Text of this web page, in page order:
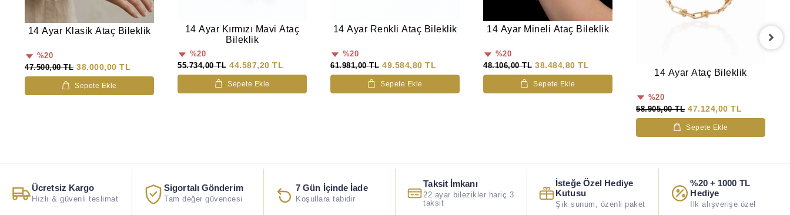
14 Ayar Klasik Ataç Bileklik
%20
47.500,00 TL 38.000,00 TL
Sepete Ekle
14 Ayar Kırmızı Mavi Ataç
Bileklik
%20
55.734,00 TL 44.587,20 TL
Sepete Ekle
14 Ayar Renkli Ataç Bileklik
%20
61.981,00 TL 49.584,80 TL
Sepete Ekle
14 Ayar Mineli Ataç Bileklik
%20
48.106,00 TL 38.484,80 TL
Sepete Ekle
14 Ayar Ataç Bileklik
%20
58.905,00 TL 47.124,00 TL
Sepete Ekle
Ücretsiz Kargo
Hızlı & güvenli teslimat
Sigortalı Gönderim
Tam değer güvencesi
7 Gün İçinde İade
Koşullara tabidir
Taksit İmkanı
22 ayar bilezikler hariç 3
taksit
İsteğe Özel Hediye
Kutusu
Şık sunum, özenli paket
%20 + 1000 TL
Hediye
İlk alışverişe özel